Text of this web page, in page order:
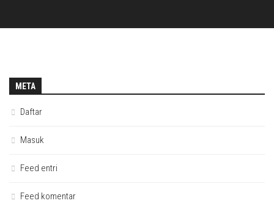
META
Daftar
Masuk
Feed entri
Feed komentar